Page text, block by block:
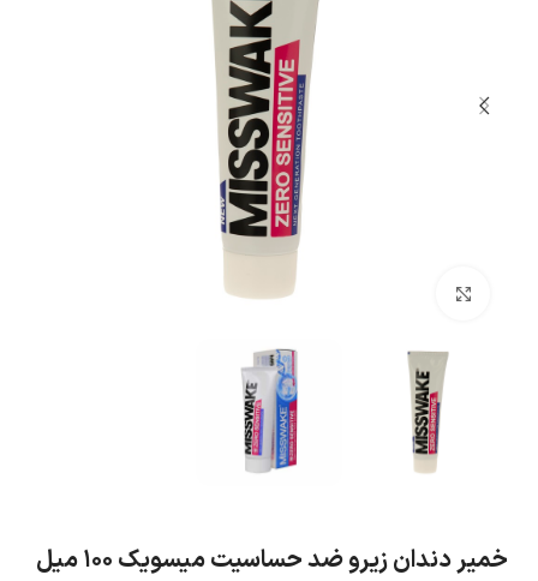
خمیر دندان زیرو ضد حساسیت میسویک ۱۰۰ میل